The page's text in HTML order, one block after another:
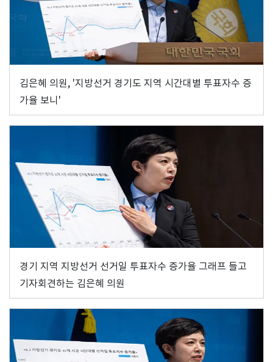
김은혜 의원, '지방선거 경기도 지역 시간대별 투표자수 증
가율 보니'
경기 지역 지방선거 선거일 투표자수 증가율 그래프 들고
기자회견하는 김은혜 의원